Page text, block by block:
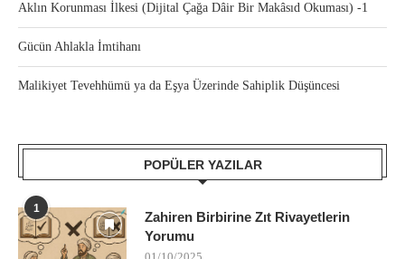
Aklın Korunması İlkesi (Dijital Çağa Dâir Bir Makâsıd Okuması) -1
Gücün Ahlakla İmtihanı
Malikiyet Tevehhümü ya da Eşya Üzerinde Sahiplik Düşüncesi
POPÜLER YAZILAR
1
Zahiren Birbirine Zıt Rivayetlerin
Yorumu